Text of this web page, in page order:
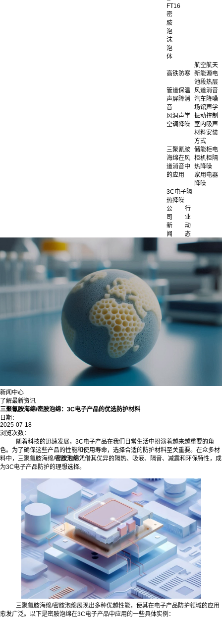
FT16
密
胺
泡
沫
泡
体
航空航天
高铁防寒 新能源电
池段热层
管道保温
风道消音
声屏障消
音
汽车降噪
场馆声学
风洞声学 振动控制
空调降噪 室内吸声
材料安装
方式
三聚氰胺
海绵在风
道消音中
的应用
储能柜电
柜机柜隔
热降噪
家用电器
降噪
3C电子隔
热降噪
公
司
新
闻
行
业
动
态
新闻中心
了解最新资讯
三聚氰胺海绵/密胺泡绵：3C电子产品的优选防护材料
日期：
2025-07-18
浏览次数：
随着科技的迅速发展，3C电子产品在我们日常生活中扮演着越来越重要的角
色。为了确保这些产品的性能和使用寿命，选择合适的防护材料至关重要。在众多材
料中，三聚氰胺海绵/密胺泡绵凭借其优异的隔热、吸液、隔音、减震和环保特性，成
为3C电子产品防护的理想选择。
三聚氰胺海绵/密胺泡绵展现出多种优越性能，使其在电子产品防护领域的应用
愈发广泛。以下是密胺泡绵在3C电子产品中应用的一些具体实例：